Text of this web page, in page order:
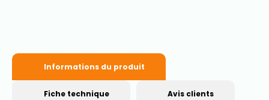
Informations du produit
Fiche technique Avis clients